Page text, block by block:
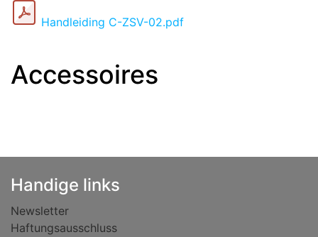
Handleiding C-ZSV-02.pdf
Accessoires
Handige links
Newsletter
Haftungsausschluss